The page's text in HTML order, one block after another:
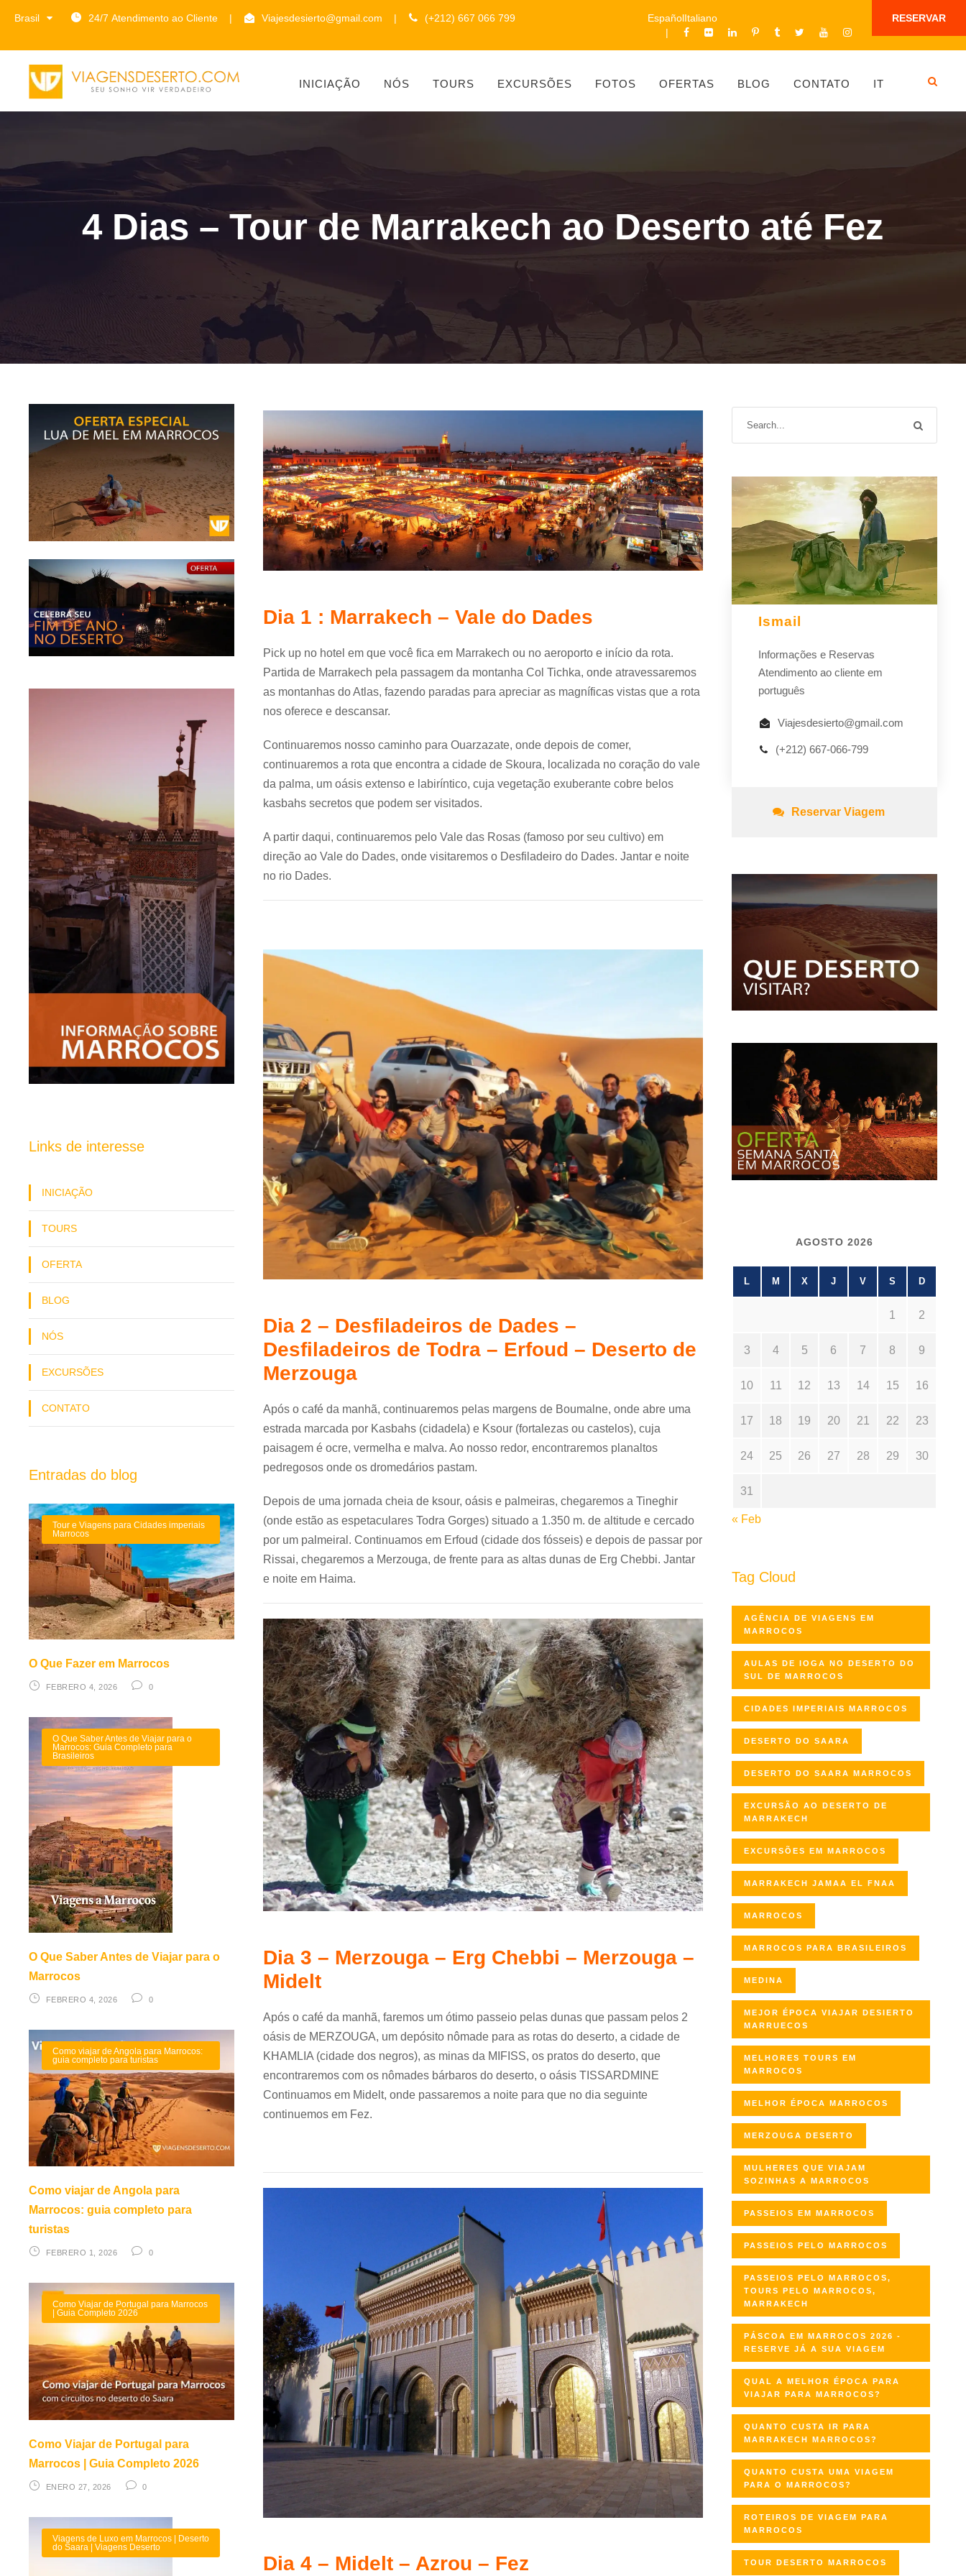
Brasil 24/7 Atendimento ao Cliente | Viajesdesierto@gmail.com | (+212) 667 066 799 RESERVAR
EspañolItaliano
INICIAÇÃO NÓS TOURS EXCURSÕES FOTOS OFERTAS BLOG CONTATO IT
4 Dias – Tour de Marrakech ao Deserto até Fez
Dia 1 : Marrakech – Vale do Dades
Pick up no hotel em que você fica em Marrakech ou no aeroporto e início da rota.
Partida de Marrakech pela passagem da montanha Col Tichka, onde atravessaremos
as montanhas do Atlas, fazendo paradas para apreciar as magníficas vistas que a rota
nos oferece e descansar.
Continuaremos nosso caminho para Ouarzazate, onde depois de comer,
continuaremos a rota que encontra a cidade de Skoura, localizada no coração do vale
da palma, um oásis extenso e labiríntico, cuja vegetação exuberante cobre belos
kasbahs secretos que podem ser visitados.
A partir daqui, continuaremos pelo Vale das Rosas (famoso por seu cultivo) em
direção ao Vale do Dades, onde visitaremos o Desfiladeiro do Dades. Jantar e noite
no rio Dades.
Dia 2 – Desfiladeiros de Dades –
Desfiladeiros de Todra – Erfoud – Deserto de
Merzouga
Após o café da manhã, continuaremos pelas margens de Boumalne, onde abre uma
estrada marcada por Kasbahs (cidadela) e Ksour (fortalezas ou castelos), cuja
paisagem é ocre, vermelha e malva. Ao nosso redor, encontraremos planaltos
pedregosos onde os dromedários pastam.
Depois de uma jornada cheia de ksour, oásis e palmeiras, chegaremos a Tineghir
(onde estão as espetaculares Todra Gorges) situado a 1.350 m. de altitude e cercado
por um palmeiral. Continuamos em Erfoud (cidade dos fósseis) e depois de passar por
Rissai, chegaremos a Merzouga, de frente para as altas dunas de Erg Chebbi. Jantar
e noite em Haima.
Dia 3 – Merzouga – Erg Chebbi – Merzouga –
Midelt
Após o café da manhã, faremos um ótimo passeio pelas dunas que passam pelos 2
oásis de MERZOUGA, um depósito nômade para as rotas do deserto, a cidade de
KHAMLIA (cidade dos negros), as minas da MIFISS, os pratos do deserto, que
encontraremos com os nômades bárbaros do deserto, o oásis TISSARDMINE
Continuamos em Midelt, onde passaremos a noite para que no dia seguinte
continuemos em Fez.
Dia 4 – Midelt – Azrou – Fez
Links de interesse
INICIAÇÃO
TOURS
OFERTA
BLOG
NÓS
EXCURSÕES
CONTATO
Entradas do blog
Tour e Viagens para Cidades imperiais
Marrocos
O Que Fazer em Marrocos
FEBRERO 4, 2026 0
O Que Saber Antes de Viajar para o
Marrocos: Guia Completo para
Brasileiros
O Que Saber Antes de Viajar para o
Marrocos
FEBRERO 4, 2026 0
Como viajar de Angola para Marrocos:
guia completo para turistas
Como viajar de Angola para
Marrocos: guia completo para
turistas
FEBRERO 1, 2026 0
Como Viajar de Portugal para Marrocos
| Guia Completo 2026
Como Viajar de Portugal para
Marrocos | Guia Completo 2026
ENERO 27, 2026 0
Viagens de Luxo em Marrocos | Deserto
do Saara | Viagens Deserto
Ismail
Informações e Reservas
Atendimento ao cliente em
português
Viajesdesierto@gmail.com
(+212) 667-066-799
Reservar Viagem
AGOSTO 2026
L M X J V S D
1 2
3 4 5 6 7 8 9
10 11 12 13 14 15 16
17 18 19 20 21 22 23
24 25 26 27 28 29 30
31
« Feb
Tag Cloud
AGÊNCIA DE VIAGENS EM
MARROCOS
AULAS DE IOGA NO DESERTO DO
SUL DE MARROCOS
CIDADES IMPERIAIS MARROCOS
DESERTO DO SAARA
DESERTO DO SAARA MARROCOS
EXCURSÃO AO DESERTO DE
MARRAKECH
EXCURSÕES EM MARROCOS
MARRAKECH JAMAA EL FNAA
MARROCOS
MARROCOS PARA BRASILEIROS
MEDINA
MEJOR ÉPOCA VIAJAR DESIERTO
MARRUECOS
MELHORES TOURS EM
MARROCOS
MELHOR ÉPOCA MARROCOS
MERZOUGA DESERTO
MULHERES QUE VIAJAM
SOZINHAS A MARROCOS
PASSEIOS EM MARROCOS
PASSEIOS PELO MARROCOS
PASSEIOS PELO MARROCOS,
TOURS PELO MARROCOS,
MARRAKECH
PÁSCOA EM MARROCOS 2026 -
RESERVE JÁ A SUA VIAGEM
QUAL A MELHOR ÉPOCA PARA
VIAJAR PARA MARROCOS?
QUANTO CUSTA IR PARA
MARRAKECH MARROCOS?
QUANTO CUSTA UMA VIAGEM
PARA O MARROCOS?
ROTEIROS DE VIAGEM PARA
MARROCOS
TOUR DESERTO MARROCOS